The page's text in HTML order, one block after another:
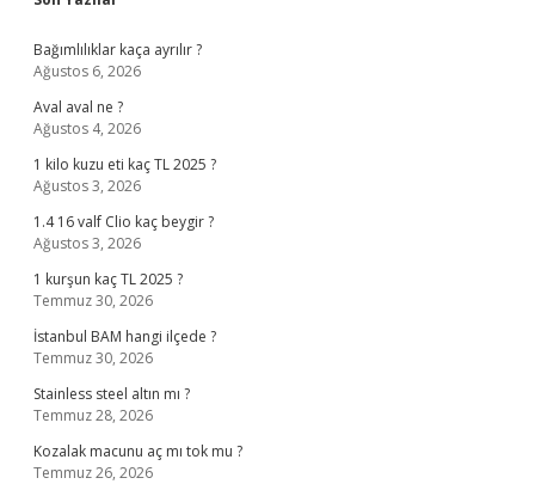
Sidebar
Bağımlılıklar kaça ayrılır ?
Ağustos 6, 2026
Aval aval ne ?
Ağustos 4, 2026
1 kilo kuzu eti kaç TL 2025 ?
Ağustos 3, 2026
1.4 16 valf Clio kaç beygir ?
Ağustos 3, 2026
1 kurşun kaç TL 2025 ?
Temmuz 30, 2026
İstanbul BAM hangi ilçede ?
Temmuz 30, 2026
Stainless steel altın mı ?
Temmuz 28, 2026
Kozalak macunu aç mı tok mu ?
Temmuz 26, 2026